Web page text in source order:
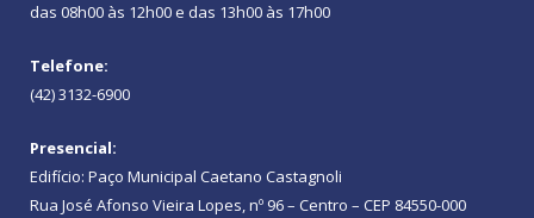
das 08h00 às 12h00 e das 13h00 às 17h00
Telefone:
(42) 3132-6900
Presencial:
Edifício: Paço Municipal Caetano Castagnoli
Rua José Afonso Vieira Lopes, nº 96 – Centro – CEP 84550-000